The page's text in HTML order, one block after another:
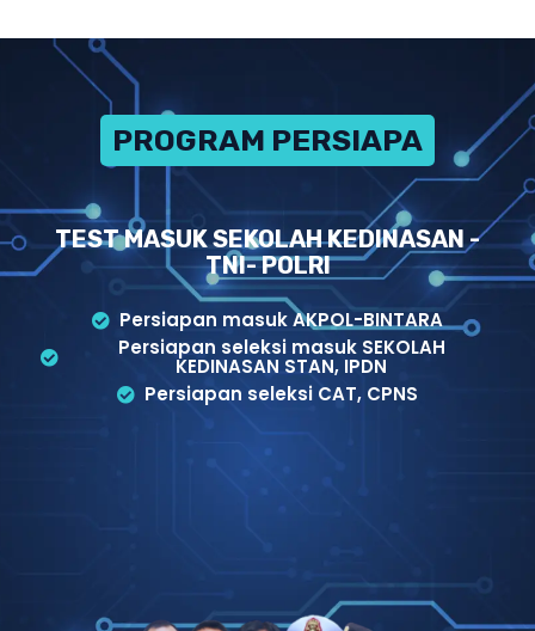
PROGRAM PERSIAPAN
TEST MASUK SEKOLAH KEDINASAN -
TNI- POLRI
Persiapan masuk AKPOL-BINTARA
Persiapan seleksi masuk SEKOLAH
KEDINASAN STAN, IPDN
Persiapan seleksi CAT, CPNS